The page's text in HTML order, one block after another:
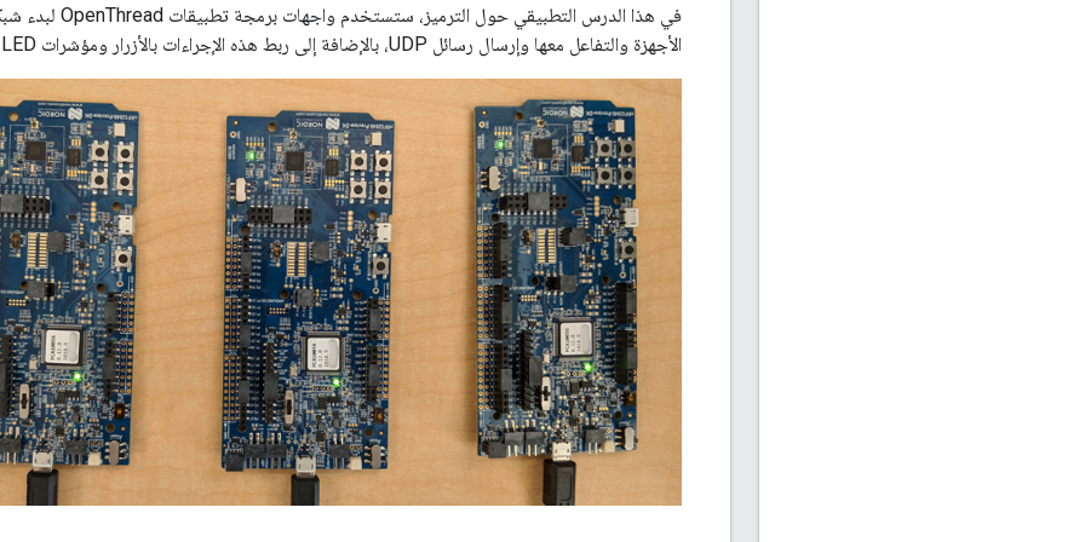
الأجهزة والتفاعل معها وإرسال رسائل UDP، بالإضافة إلى ربط هذه الإجراءات بالأزرار ومؤشرات LED على أجهزة فعلية.